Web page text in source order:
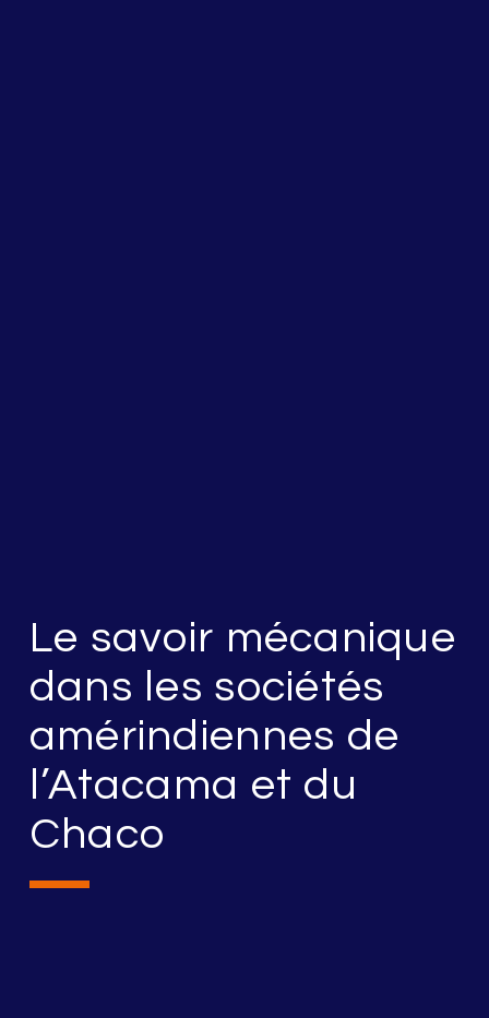
Le savoir mécanique
dans les sociétés
amérindiennes de
l’Atacama et du
Chaco